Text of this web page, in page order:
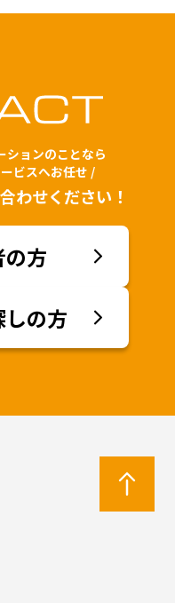
ションのことなら
ビスへお任せ /
わせください！
方
の方